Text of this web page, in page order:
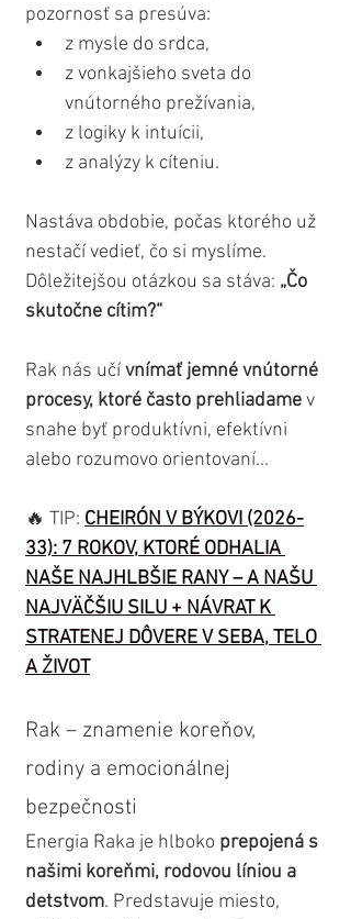
pozornosť sa presúva:
z mysle do srdca,
z vonkajšieho sveta do
vnútorného prežívania,
z logiky k intuícii,
z analýzy k cíteniu.
Nastáva obdobie, počas ktorého už
nestačí vedieť, čo si myslíme.
Dôležitejšou otázkou sa stáva: „Čo
skutočne cítim?“
Rak nás učí vnímať jemné vnútorné
procesy, ktoré často prehliadame v
snahe byť produktívni, efektívni
alebo rozumovo orientovaní...
🔥 TIP: CHEIRÓN V BÝKOVI (2026-
33): 7 ROKOV, KTORÉ ODHALIA
NAŠE NAJHLBŠIE RANY – A NAŠU
NAJVÄČŠIU SILU + NÁVRAT K
STRATENEJ DÔVERE V SEBA, TELO
A ŽIVOT
Rak – znamenie koreňov,
rodiny a emocionálnej
bezpečnosti
Energia Raka je hlboko prepojená s
našimi koreňmi, rodovou líniou a
detstvom. Predstavuje miesto,